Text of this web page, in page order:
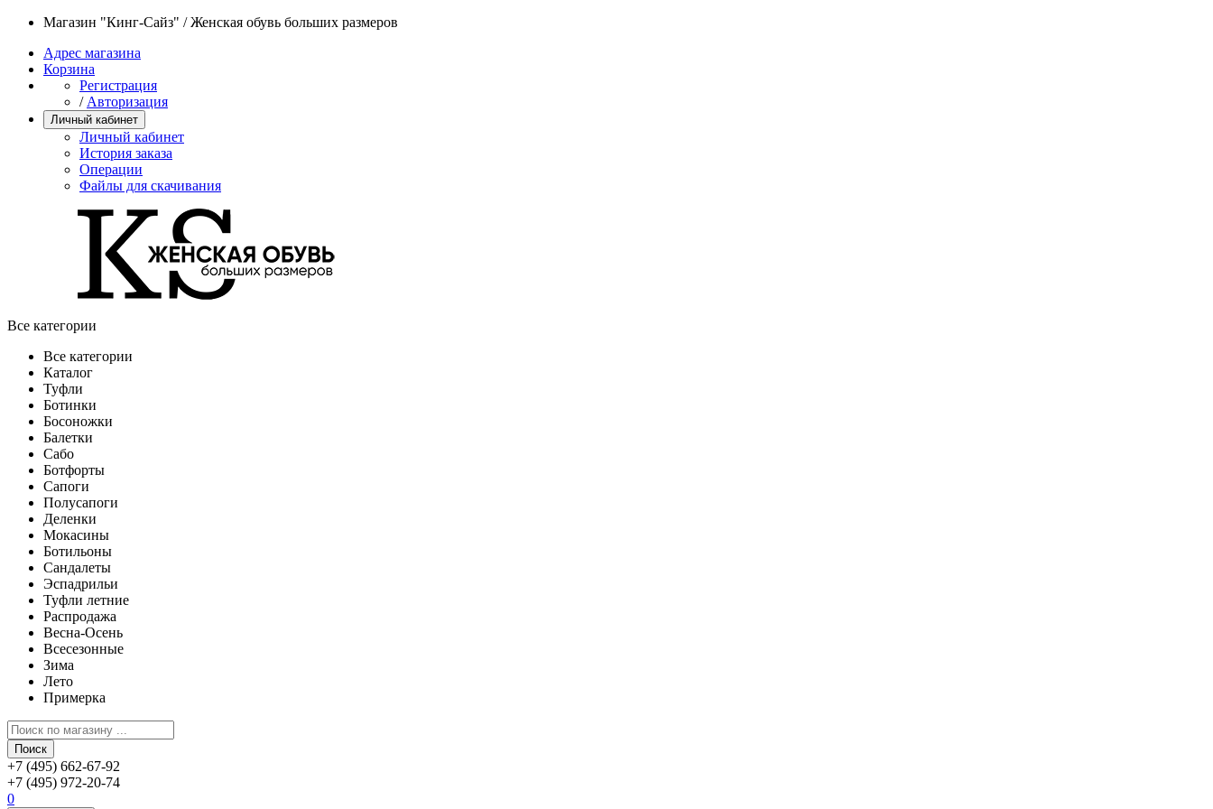
Магазин "Кинг-Сайз" / Женская обувь больших размеров
Адрес магазина
Корзина
Регистрация
/ Авторизация
Личный кабинет
Личный кабинет
История заказа
Операции
Файлы для скачивания
Все категории
Все категории
Каталог
Туфли
Ботинки
Босоножки
Балетки
Сабо
Ботфорты
Сапоги
Полусапоги
Деленки
Мокасины
Ботильоны
Сандалеты
Эспадрильи
Туфли летние
Распродажа
Весна-Осень
Всесезонные
Зима
Лето
Примерка
Поиск
+7 (495) 662-67-92
+7 (495) 972-20-74
0